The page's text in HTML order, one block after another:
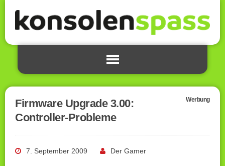
Firmware Upgrade 3.00:
Controller-Probleme
Werbung
7. September 2009 Der Gamer